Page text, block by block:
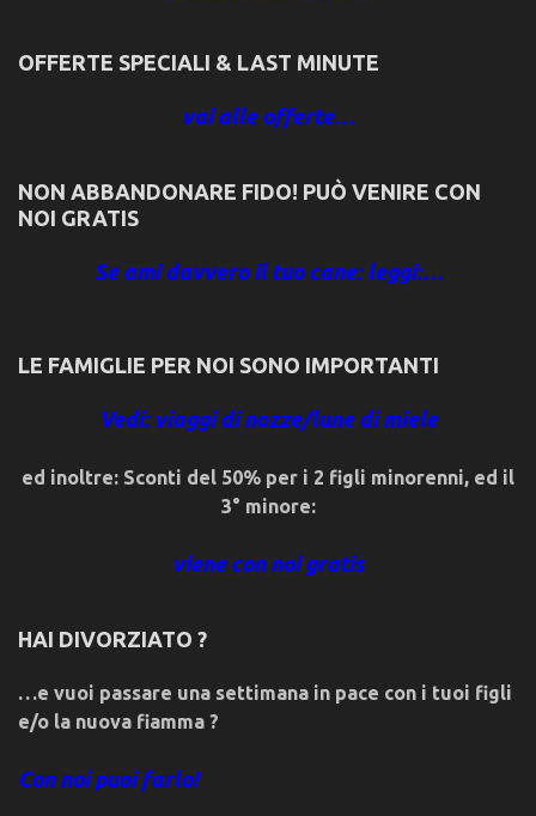
OFFERTE SPECIALI & LAST MINUTE
vai alle offerte…
NON ABBANDONARE FIDO! PUÒ VENIRE CON
NOI GRATIS
Se ami davvero il tuo cane: leggi:…
LE FAMIGLIE PER NOI SONO IMPORTANTI
Vedi: viaggi di nozze/lune di miele
ed inoltre: Sconti del 50% per i 2 figli minorenni, ed il
3° minore:
viene con noi gratis
HAI DIVORZIATO ?
…e vuoi passare una settimana in pace con i tuoi figli
e/o la nuova fiamma ?
Con noi puoi farlo!